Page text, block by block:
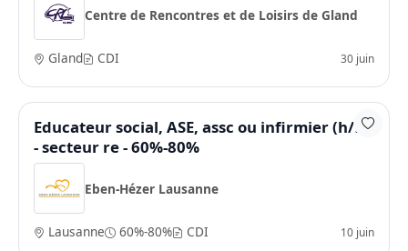
Centre de Rencontres et de Loisirs de Gland
Gland CDI 30 juin
Educateur social, ASE, assc ou infirmier (h/f)
- secteur re - 60%-80%
Eben-Hézer Lausanne
Lausanne 60%-80% CDI 10 juin